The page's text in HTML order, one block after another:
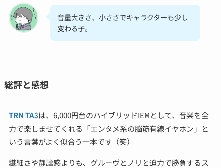
音量大きさ、小ささでキャラクターも少し
変わる子。
総評と感想
TRN TA3は、6,000円台のハイブリッドIEMとして、音楽を全
力で楽しませてくれる「エンタメ系の脳筋有線イヤホン」と
いう言葉がよく似合う一本です（笑）
繊細さや静謐感よりも、グルーヴとノリと迫力で勝負するス